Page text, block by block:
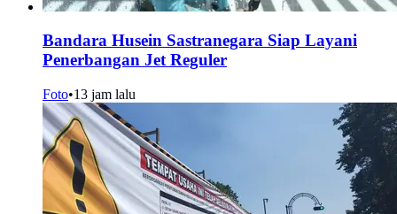
Bandara Husein Sastranegara Siap Layani
Penerbangan Jet Reguler
Foto•13 jam lalu